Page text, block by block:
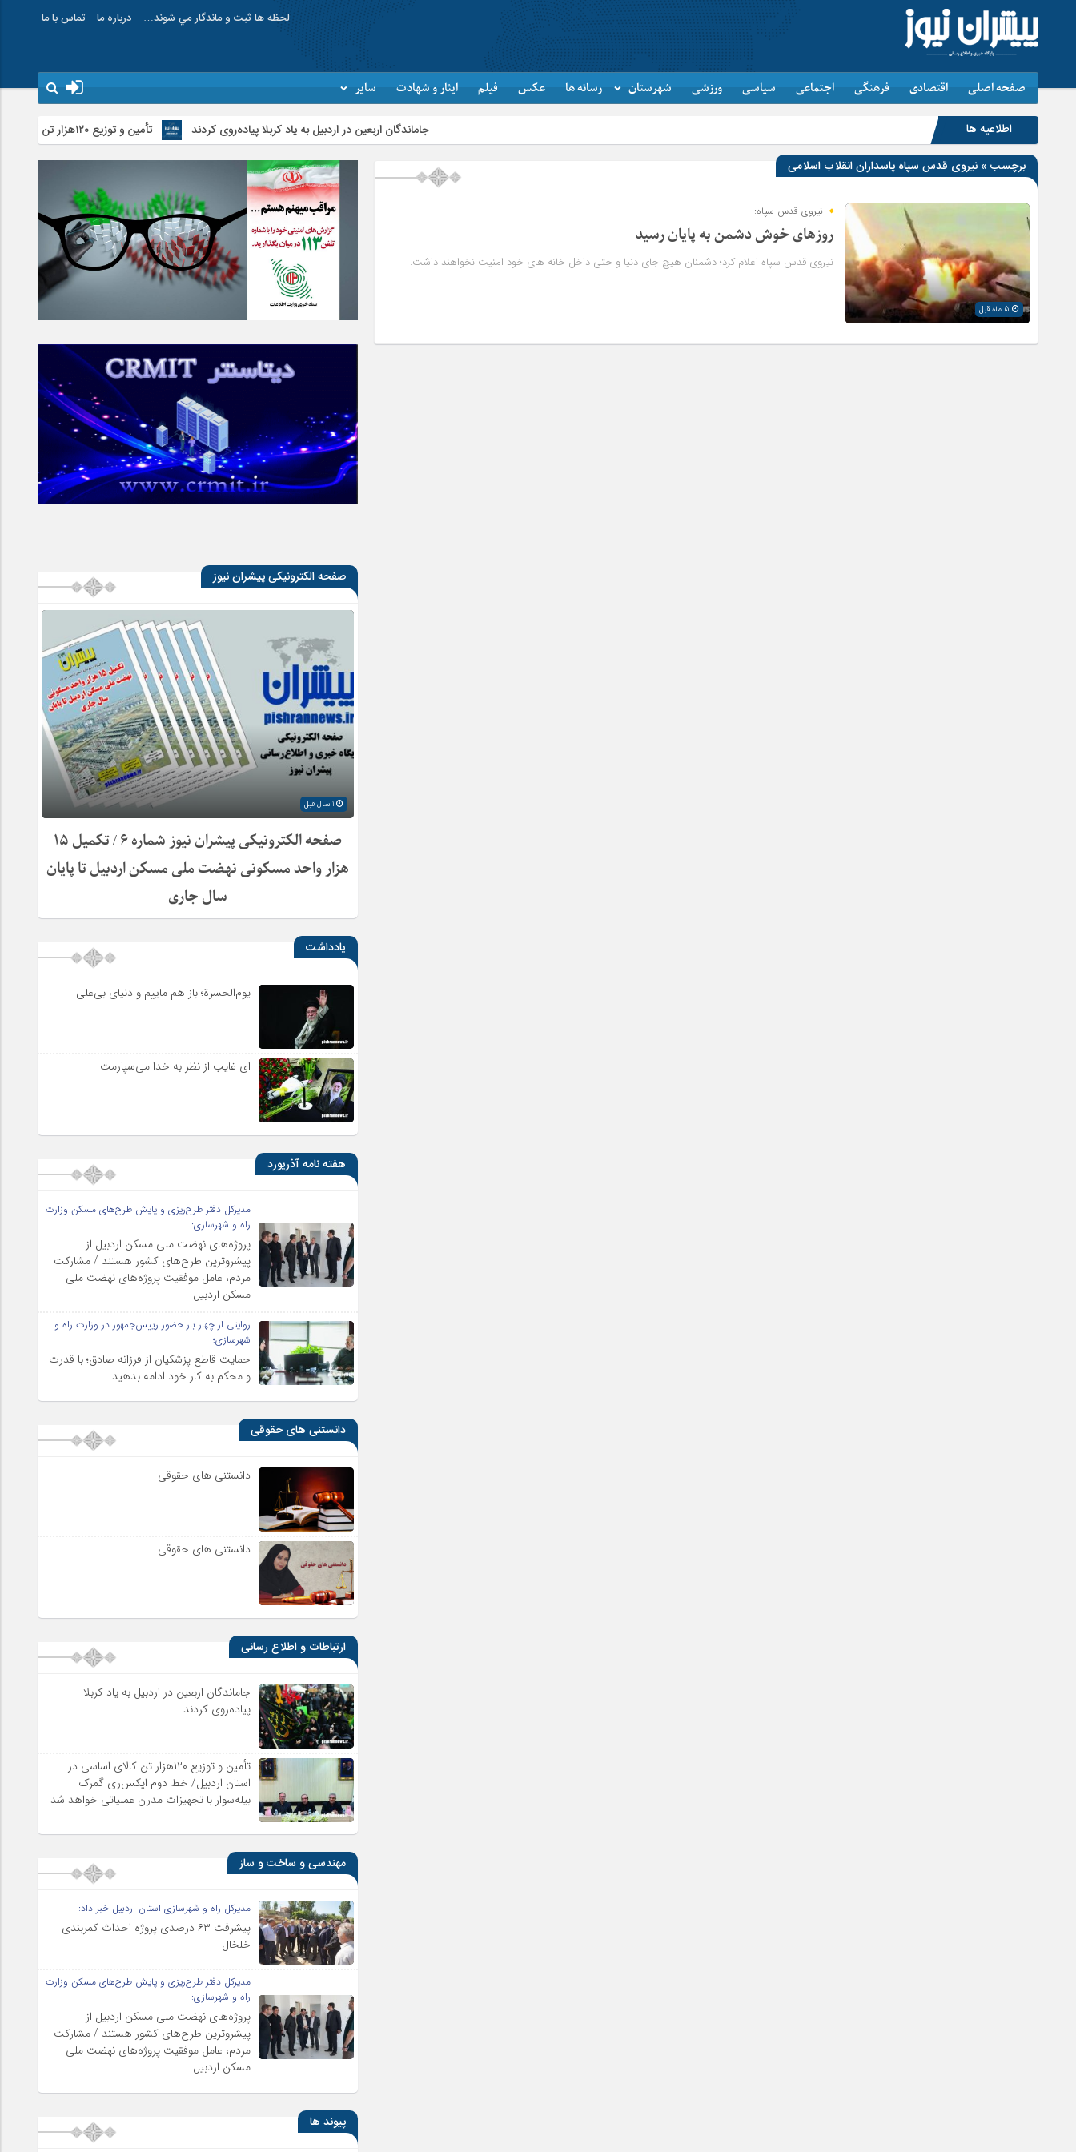
لحظه ها ثبت و ماندگار مي شوند… درباره ما تماس با ما
صفحه اصلی اقتصادی فرهنگی اجتماعی سیاسی ورزشی شهرستان رسانه ها عکس فیلم ایثار و شهادت سایر
اطلاعیه ها جاماندگان اربعین در اردبیل به یاد کربلا پیاده‌روی کردند تأمین و توزیع ۱۲۰هزار تن کالای اساسی در استان اردبیل/ خط دوم ایکس‌ری گمرک بیله‌سوار با تجهیزات مدرن عملیاتی خواهد شد
برچسب » نیروی قدس سپاه پاسداران انقلاب اسلامی
نیروی قدس سپاه:
روزهای خوش دشمن به پایان رسید
نیروی قدس سپاه اعلام کرد؛ دشمنان هیچ جای دنیا و حتی داخل خانه های خود امنیت نخواهند داشت.
صفحه الکترونیکی پیشران نیوز
صفحه الکترونیکی پیشران نیوز شماره ۶ / تکمیل ۱۵
هزار واحد مسکونی نهضت ملی مسکن اردبیل تا پایان
سال جاری
یادداشت
یوم‌الحسرة؛ باز هم ماییم و دنیای بی‌علی
ای غایب از نظر به خدا می‌سپارمت
هفته نامه آذریورد
مدیرکل دفتر طرح‌ریزی و پایش طرح‌های مسکن وزارت
راه و شهرسازی:
پروژه‌های نهضت ملی مسکن اردبیل از
پیشروترین طرح‌های کشور هستند / مشارکت
مردم، عامل موفقیت پروژه‌های نهضت ملی
مسکن اردبیل
روایتی از چهار بار حضور رییس‌جمهور در وزارت راه و
شهرسازی؛
حمایت قاطع پزشکیان از فرزانه صادق؛ با قدرت
و محکم به کار خود ادامه بدهید
دانستنی های حقوقی
دانستنی های حقوقی
دانستنی های حقوقی
ارتباطات و اطلاع رسانی
جاماندگان اربعین در اردبیل به یاد کربلا
پیاده‌روی کردند
تأمین و توزیع ۱۲۰هزار تن کالای اساسی در
استان اردبیل/ خط دوم ایکس‌ری گمرک
بیله‌سوار با تجهیزات مدرن عملیاتی خواهد شد
مهندسی و ساخت و ساز
مدیرکل راه و شهرسازی استان اردبیل خبر داد:
پیشرفت ۶۳ درصدی پروژه احداث کمربندی
خلخال
مدیرکل دفتر طرح‌ریزی و پایش طرح‌های مسکن وزارت
راه و شهرسازی:
پروژه‌های نهضت ملی مسکن اردبیل از
پیشروترین طرح‌های کشور هستند / مشارکت
مردم، عامل موفقیت پروژه‌های نهضت ملی
مسکن اردبیل
پیوند ها